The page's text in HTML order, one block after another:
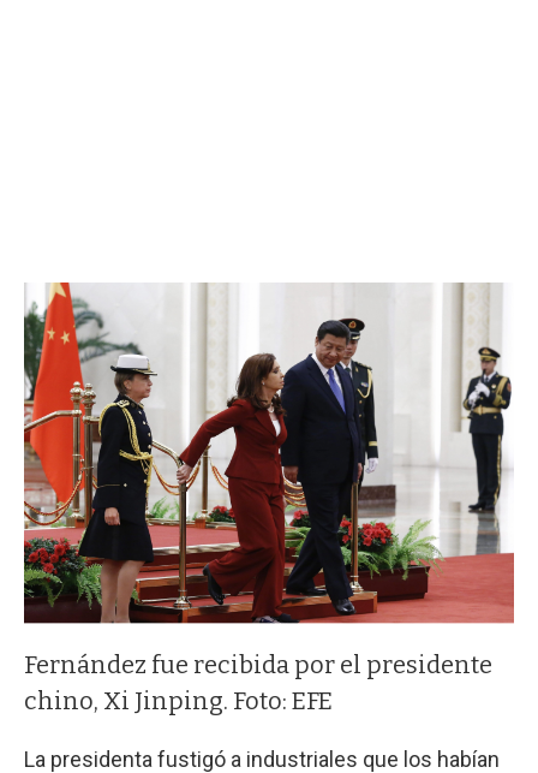
Fernández fue recibida por el presidente
chino, Xi Jinping. Foto: EFE
La presidenta fustigó a industriales que los habían